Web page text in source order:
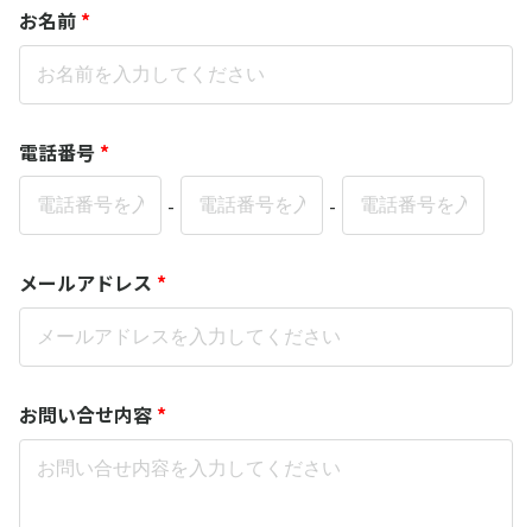
お名前 *
電話番号 *
-
-
メールアドレス *
お問い合せ内容 *